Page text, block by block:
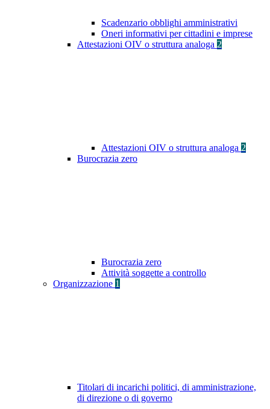
Scadenzario obblighi amministrativi
Oneri informativi per cittadini e imprese
Attestazioni OIV o struttura analoga 2
Attestazioni OIV o struttura analoga 2
Burocrazia zero
Burocrazia zero
Attività soggette a controllo
Organizzazione 1
Titolari di incarichi politici, di amministrazione,
di direzione o di governo